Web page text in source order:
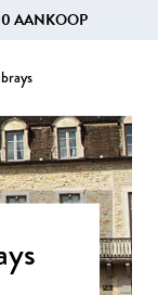
AANKOOP